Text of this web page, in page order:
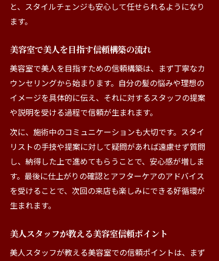
と、スタイルチェンジも安心して任せられるようになり
ます。
美容室で美人を目指す信頼構築の流れ
美容室で美人を目指すための信頼構築は、まず丁寧なカ
ウンセリングから始まります。自分の髪の悩みや理想の
イメージを具体的に伝え、それに対するスタッフの提案
や説明を受ける過程で信頼が生まれます。
次に、施術中のコミュニケーションも大切です。スタイ
リストの手技や提案に対して疑問があれば遠慮せず質問
し、納得した上で進めてもらうことで、安心感が増しま
す。最後に仕上がりの確認とアフターケアのアドバイス
を受けることで、次回の来店も楽しみにできる好循環が
生まれます。
美人スタッフが教える美容室信頼ポイント
美人スタッフが教える美容室での信頼ポイントは、まず